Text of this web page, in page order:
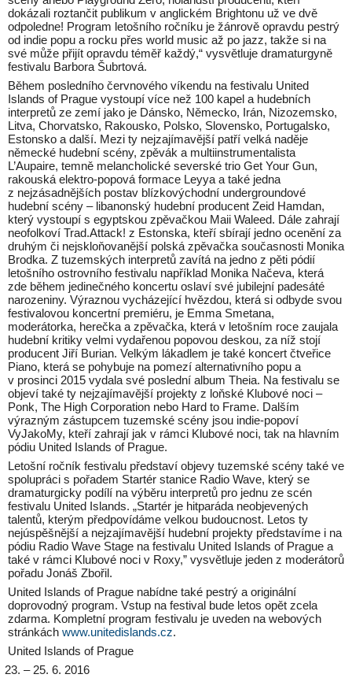
dokázali roztančit publikum v anglickém Brightonu už ve dvě
odpoledne! Program letošního ročníku je žánrově opravdu pestrý
od indie popu a rocku přes world music až po jazz, takže si na
své může přijít opravdu téměř každý,“ vysvětluje dramaturgyně
festivalu Barbora Šubrtová.
Během posledního červnového víkendu na festivalu United
Islands of Prague vystoupí více než 100 kapel a hudebních
interpretů ze zemí jako je Dánsko, Německo, Irán, Nizozemsko,
Litva, Chorvatsko, Rakousko, Polsko, Slovensko, Portugalsko,
Estonsko a další. Mezi ty nejzajímavější patří velká naděje
německé hudební scény, zpěvák a multiinstrumentalista
L’Aupaire, temně melancholické severské trio Get Your Gun,
rakouská elektro-popová formace Leyya a také jedna
z nejzásadnějších postav blízkovýchodní undergroundové
hudební scény – libanonský hudební producent Zeid Hamdan,
který vystoupí s egyptskou zpěvačkou Maii Waleed. Dále zahrají
neofolkoví Trad.Attack! z Estonska, kteří sbírají jedno ocenění za
druhým či nejskloňovanější polská zpěvačka současnosti Monika
Brodka. Z tuzemských interpretů zavítá na jedno z pěti pódií
letošního ostrovního festivalu například Monika Načeva, která
zde během jedinečného koncertu oslaví své jubilejní padesáté
narozeniny. Výraznou vycházející hvězdou, která si odbyde svou
festivalovou koncertní premiéru, je Emma Smetana,
moderátorka, herečka a zpěvačka, která v letošním roce zaujala
hudební kritiky velmi vydařenou popovou deskou, za níž stojí
producent Jiří Burian. Velkým lákadlem je také koncert čtveřice
Piano, která se pohybuje na pomezí alternativního popu a
v prosinci 2015 vydala své poslední album Theia. Na festivalu se
objeví také ty nejzajímavější projekty z loňské Klubové noci –
Ponk, The High Corporation nebo Hard to Frame. Dalším
výrazným zástupcem tuzemské scény jsou indie-popoví
VyJakoMy, kteří zahrají jak v rámci Klubové noci, tak na hlavním
pódiu United Islands of Prague.
Letošní ročník festivalu představí objevy tuzemské scény také ve
spolupráci s pořadem Startér stanice Radio Wave, který se
dramaturgicky podílí na výběru interpretů pro jednu ze scén
festivalu United Islands. „Startér je hitparáda neobjevených
talentů, kterým předpovídáme velkou budoucnost. Letos ty
nejúspěšnější a nejzajímavější hudební projekty představíme i na
pódiu Radio Wave Stage na festivalu United Islands of Prague a
také v rámci Klubové noci v Roxy,” vysvětluje jeden z moderátorů
pořadu Jonáš Zbořil.
United Islands of Prague nabídne také pestrý a originální
doprovodný program. Vstup na festival bude letos opět zcela
zdarma. Kompletní program festivalu je uveden na webových
stránkách www.unitedislands.cz.
United Islands of Prague
– 25. 6. 2016